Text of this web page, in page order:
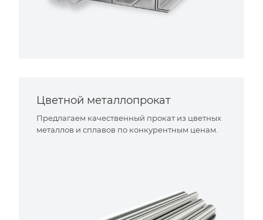
Цветной металлопрокат
Предлагаем качественный прокат из цветных
металлов и сплавов по конкурентным ценам.